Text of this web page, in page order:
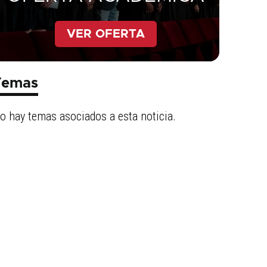
VER OFERTA
hay temas asociados a esta noticia.